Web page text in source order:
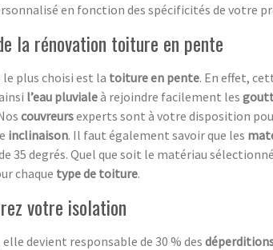
en fonction des spécificités de votre
la rénovation toiture en pente
plus choisi est la toiture en pente. En effet,
l’eau pluvialeà rejoindre facilement les
couvreursexperts sont à votre disposition
inclinaison. Il faut également savoir que les
35 degrés. Quel que soit le matériau
chaque type de toiture.
votre isolation
devient responsable de 30 % des